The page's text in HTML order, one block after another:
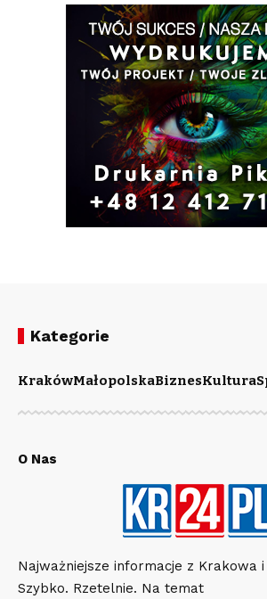
Kategorie
KrakówMałopolskaBiznesKultura
O Nas
Najważniejsze informacje z Krakowa i
Szybko. Rzetelnie. Na temat